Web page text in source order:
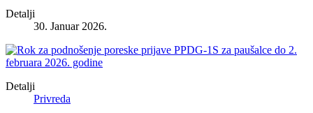
Detalji
30. Januar 2026.
Detalji
Privreda